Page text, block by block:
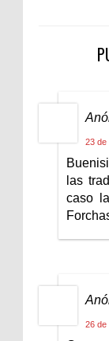
23 de
las
caso
26 de